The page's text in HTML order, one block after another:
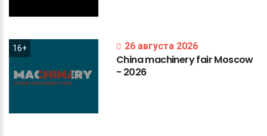
16+ 26 августа 2026
ChinamachineryfairMoscow
- 2026